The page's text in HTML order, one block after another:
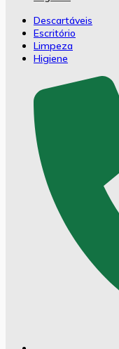
Descartáveis
Escritório
Limpeza
Higiene